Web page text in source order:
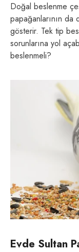
Doğal beslenme
papağanlarının
gösterir. Tek tip
sorunlarına yol
beslenmeli?
Evde Sultan